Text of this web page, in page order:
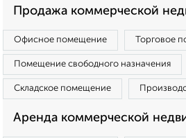
Продажа коммерческой
Офисное помещение Торговое
Помещение свободного назначения
Складское помещение
Аренда коммерческой